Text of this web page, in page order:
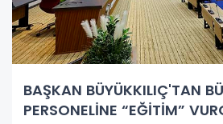
BAŞKAN BÜYÜKKILIÇ'TAN
PERSONELİNE “EĞİTİM”